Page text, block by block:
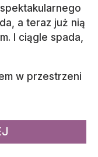
a teraz już nią
I ciągle spada,
w przestrzeni